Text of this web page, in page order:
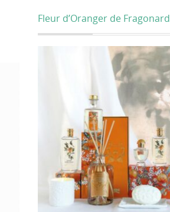
Fleur d’Oranger de Fragonard